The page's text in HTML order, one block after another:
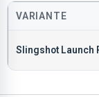
VARIANTE
Slingshot Launch